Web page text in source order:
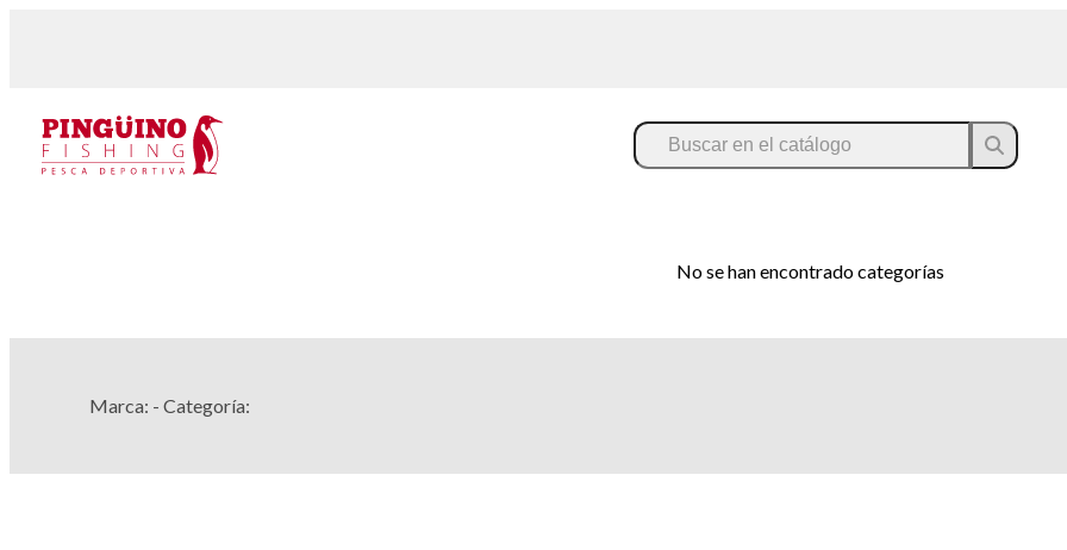
No se han encontrado categorías
Marca: - Categoría: